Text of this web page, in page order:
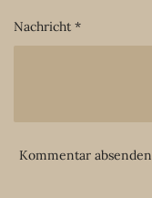
Nachricht *
Kommentar absenden